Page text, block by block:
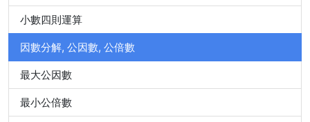
小數四則運算
因數分解, 公因數, 公倍數
最大公因數
最小公倍數